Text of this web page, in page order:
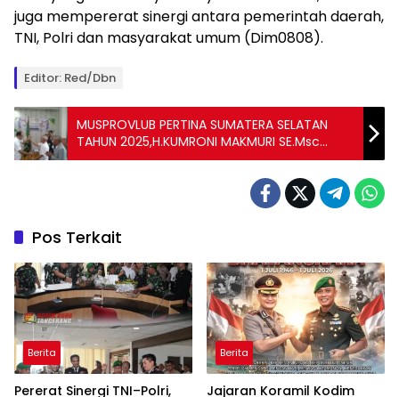
juga mempererat sinergi antara pemerintah daerah,
TNI, Polri dan masyarakat umum (Dim0808).
Editor: Red/Dbn
MUSPROVLUB PERTINA SUMATERA SELATAN
TAHUN 2025,H.KUMRONI MAKMURI SE.Msc
SEBAGAI KETUA UMUM TERPILIH
Pos Terkait
Berita
Pererat Sinergi TNI–Polri,
Berita
Jajaran Koramil Kodim